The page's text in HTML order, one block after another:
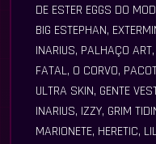
DE ESTER EGGS DO
BIG ESTEPHAN,
INARIUS, PALHAÇO
FATAL, O CORVO,
ULTRA SKIN, GENTE
INARIUS, IZZY, GRIM
MARIONETE, HERETIC,